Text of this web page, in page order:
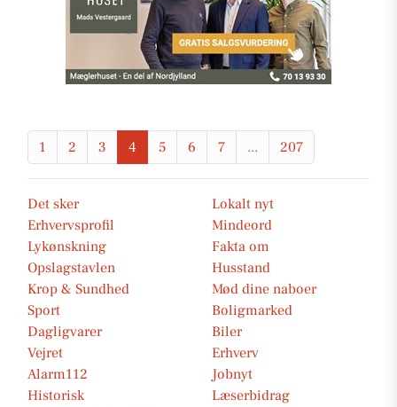
1 2 3 4 5 6 7 ... 207
Det sker
Lokalt nyt
Erhvervsprofil
Mindeord
Lykønskning
Fakta om
Opslagstavlen
Husstand
Krop & Sundhed
Mød dine naboer
Sport
Boligmarked
Dagligvarer
Biler
Vejret
Erhverv
Alarm112
Jobnyt
Historisk
Læserbidrag